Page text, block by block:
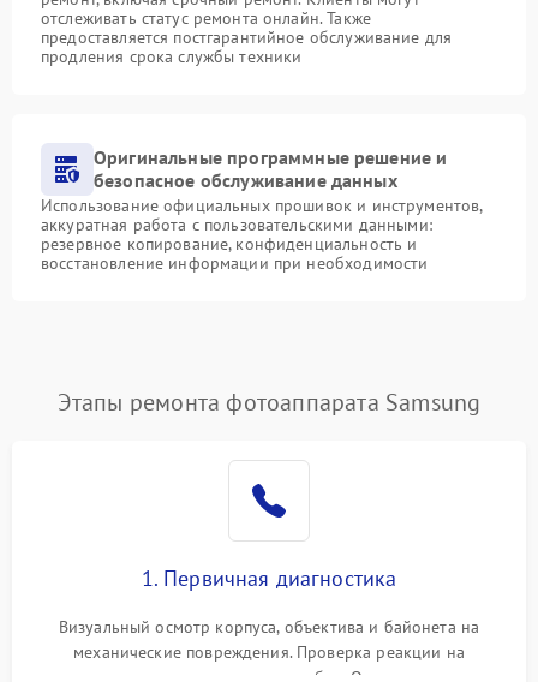
отслеживать статус ремонта онлайн. Также
предоставляется постгарантийное обслуживание для
продления срока службы техники
Оригинальные программные решение и
безопасное обслуживание данных
Использование официальных прошивок и инструментов,
аккуратная работа с пользовательскими данными:
резервное копирование, конфиденциальность и
восстановление информации при необходимости
Этапы ремонта фотоаппарата Samsung
1. Первичная диагностика
Визуальный осмотр корпуса, объектива и байонета на
механические повреждения. Проверка реакции на
включение, считывание кодов ошибок. Оценка состояния